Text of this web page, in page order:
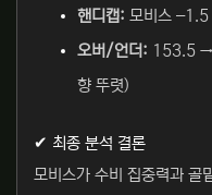
핸디캡: 모비스 –1.5
오버/언더: 153.5 →
향 뚜렷)
✔ 최종 분석 결론
모비스가 수비 집중력과 골